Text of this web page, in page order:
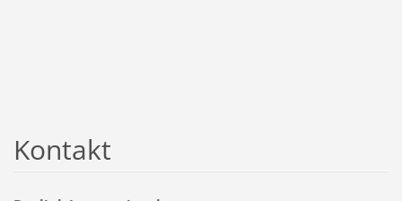
Kontakt